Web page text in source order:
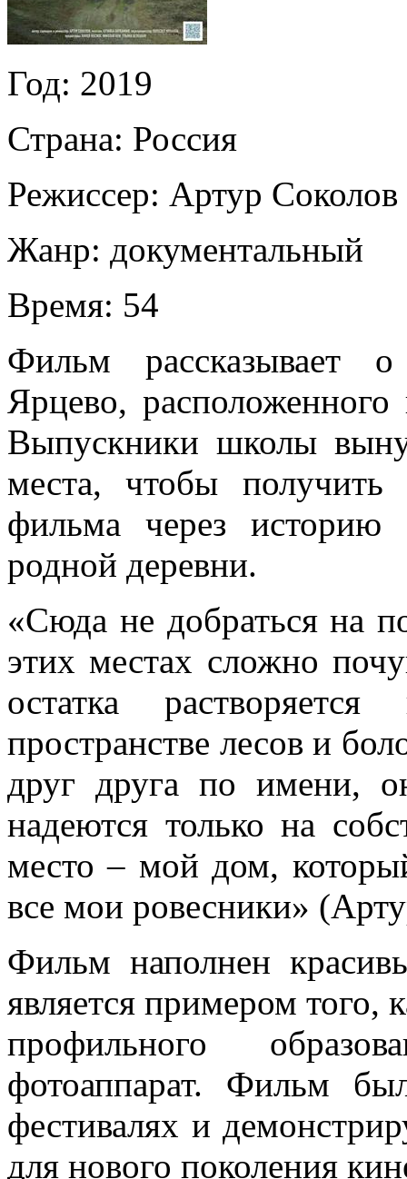
Год: 2019
Страна: Россия
Режиссер: Артур Соколов
Жанр: документальный
Время: 54
Фильм рассказывает
Ярцево, расположенного
Выпускники школы
места, чтобы получить
фильма через историю
родной деревни.
«Сюда не добраться на
этих местах сложно
остатка
пространстве лесов и
друг друга по имени,
надеются только на
место – мой дом,
все мои ровесники»
Фильм наполнен
является примером
профильного
фотоаппарат. Фильм
фестивалях и
для нового поколения